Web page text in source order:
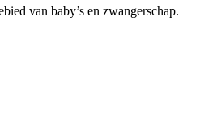
van baby’s en zwangerschap.